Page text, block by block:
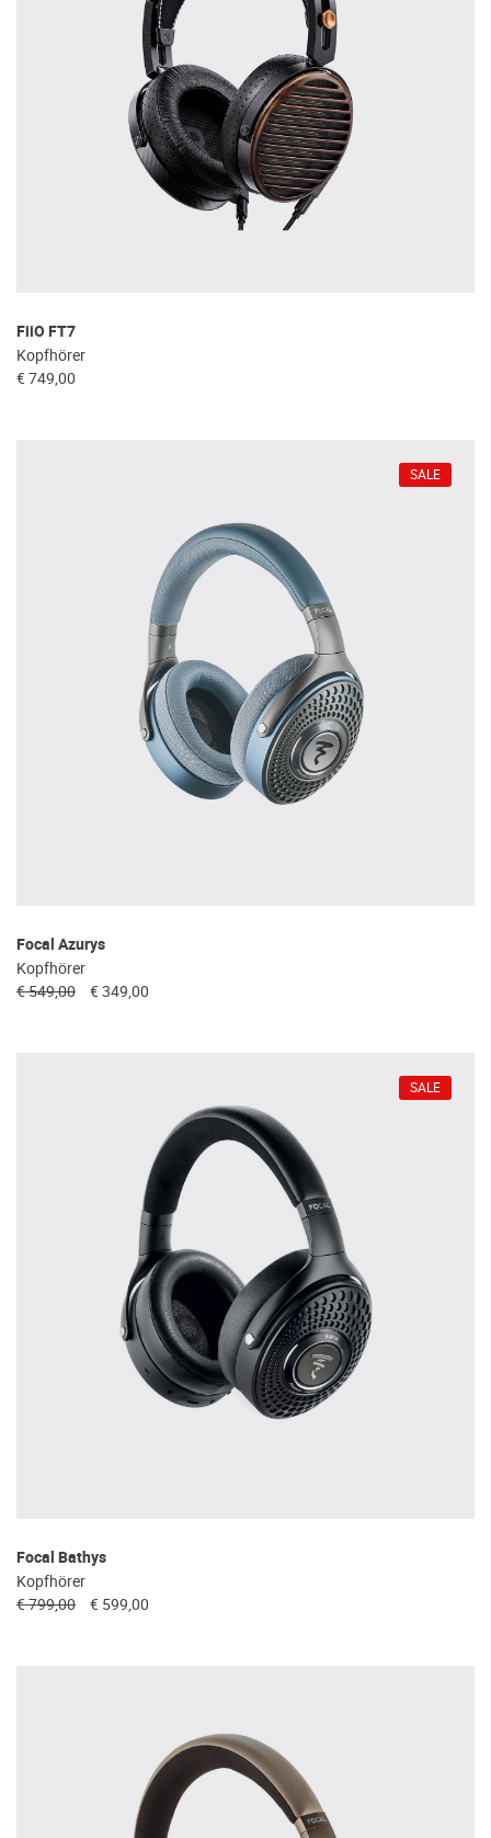
FiiO FT7
Kopfhörer
€ 749,00
Focal Azurys
Kopfhörer
€ 549,00
€ 349,00
SALE
Focal Bathys
Kopfhörer
€ 799,00
€ 599,00
SALE